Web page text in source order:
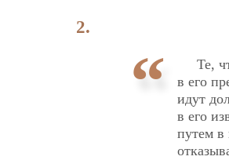
2.
Те,
в его
идут
в его
путем в